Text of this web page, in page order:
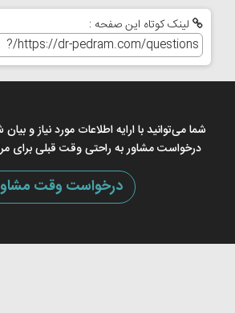
لینک کوتاه این صفحه :
شما می‌توانید با ارایه اطلاعات مورد نیاز و
درخواست مشاور به راحتی وقت قبلی برای
درخواست وقت